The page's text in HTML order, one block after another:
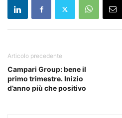
Articolo precedente
Campari Group: bene il
primo trimestre. Inizio
d’anno più che positivo